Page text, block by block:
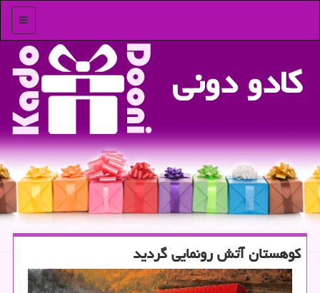
منو
كادو دونی
كوهستان آتش رونمایی گردید